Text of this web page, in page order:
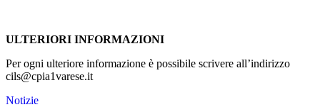
ULTERIORI INFORMAZIONI
Per ogni ulteriore informazione è possibile scrivere all’indirizzo
cils@cpia1varese.it
Notizie